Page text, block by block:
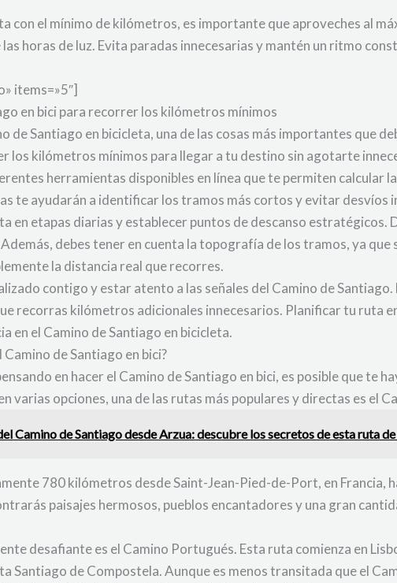
con el mínimo de kilómetros, es importante que aproveches al
horas de luz. Evita paradas innecesarias y mantén un ritmo
items=»5″]
en bici para recorrer los kilómetros mínimos
de Santiago en bicicleta, una de las cosas más importantes que
los kilómetros mínimos para llegar a tu destino sin agotarte
herramientas disponibles en línea que te permiten calcular
te ayudarán a identificar los tramos más cortos y evitar desvíos
en etapas diarias y establecer puntos de descanso estratégicos.
debes tener en cuenta la topografía de los tramos, ya
la distancia real que recorres.
contigo y estar atento a las señales del Camino de
recorras kilómetros adicionales innecesarios. Planificar tu ruta
en el Camino de Santiago en bicicleta.
de Santiago en bici?
en hacer el Camino de Santiago en bici, es posible que te
varias opciones, una de las rutas más populares y directas es el
Camino de Santiago desde Arzua: descubre los secretos de esta ruta
780 kilómetros desde Saint-Jean-Pied-de-Port, en Francia,
paisajes hermosos, pueblos encantadores y una gran
desafiante es el Camino Portugués. Esta ruta comienza en
Santiago de Compostela. Aunque es menos transitada que el